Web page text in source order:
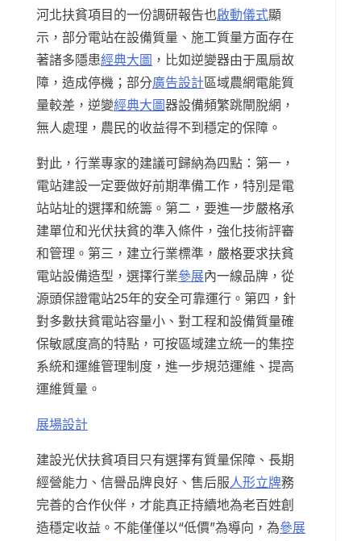
河北扶貧項目的一份調研報告也啟動儀式顯
示，部分電站在設備質量、施工質量方面存在
著諸多隱患經典大圖 ，比如逆變器由于風扇故
障，造成停機；部分廣告設計區域農網電能質
量較差，逆變經典大圖器設備頻繁跳閘脫網，
無人處理，農民的收益得不到穩定的保障。
對此，行業專家的建議可歸納為四點：第一，
電站建設一定要做好前期準備工作，特別是電
站站址的選擇和統籌。第二，要進一步嚴格承
建單位和光伏扶貧的準入條件，強化技術評審
和管理。第三，建立行業標準，嚴格要求扶貧
電站設備造型，選擇行業參展內一線品牌，從
源頭保證電站25年的安全可靠運行。第四，針
對多數扶貧電站容量小、對工程和設備質量確
保敏感度高的特點，可按區域建立統一的集控
系統和運維管理制度，進一步規范運維、提高
運維質量。
展場設計
建設光伏扶貧項目只有選擇有質量保障、長期
經營能力、信譽品牌良好、售后服人形立牌務
完善的合作伙伴，才能真正持續地為老百姓創
造穩定收益。不能僅僅以“低價”為導向，為參展